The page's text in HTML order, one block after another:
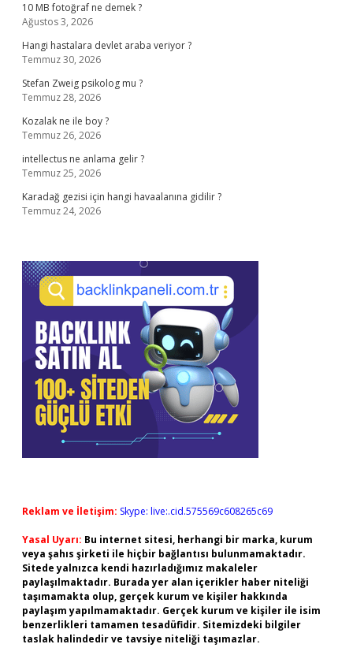
10 MB fotoğraf ne demek ?
Ağustos 3, 2026
Hangi hastalara devlet araba veriyor ?
Temmuz 30, 2026
Stefan Zweig psikolog mu ?
Temmuz 28, 2026
Kozalak ne ile boy ?
Temmuz 26, 2026
intellectus ne anlama gelir ?
Temmuz 25, 2026
Karadağ gezisi için hangi havaalanına gidilir ?
Temmuz 24, 2026
Reklam ve İletişim: Skype: live:.cid.575569c608265c69
Yasal Uyarı: Bu internet sitesi, herhangi bir marka, kurum
veya şahıs şirketi ile hiçbir bağlantısı bulunmamaktadır.
Sitede yalnızca kendi hazırladığımız makaleler
paylaşılmaktadır. Burada yer alan içerikler haber niteliği
taşımamakta olup, gerçek kurum ve kişiler hakkında
paylaşım yapılmamaktadır. Gerçek kurum ve kişiler ile isim
benzerlikleri tamamen tesadüfidir. Sitemizdeki bilgiler
taslak halindedir ve tavsiye niteliği taşımazlar.